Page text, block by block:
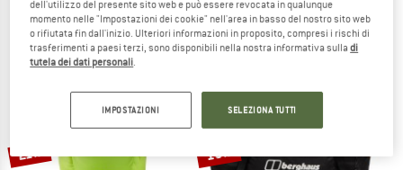
89,95 € 71,96 €
5,0(5)
139,95 € da 55,98 €
(0)
21% 15%
dell'utilizzo del presente sito web e può essere revocata in qualunque
momento nelle "Impostazioni dei cookie" nell'area in basso del nostro sito web
o rifiutata fin dall'inizio. Ulteriori informazioni in proposito, compresi i rischi di
trasferimenti a paesi terzi, sono disponibili nella nostra informativa sulladi
tutela dei dati personali.
IMPOSTAZIONI SELEZIONA TUTTI